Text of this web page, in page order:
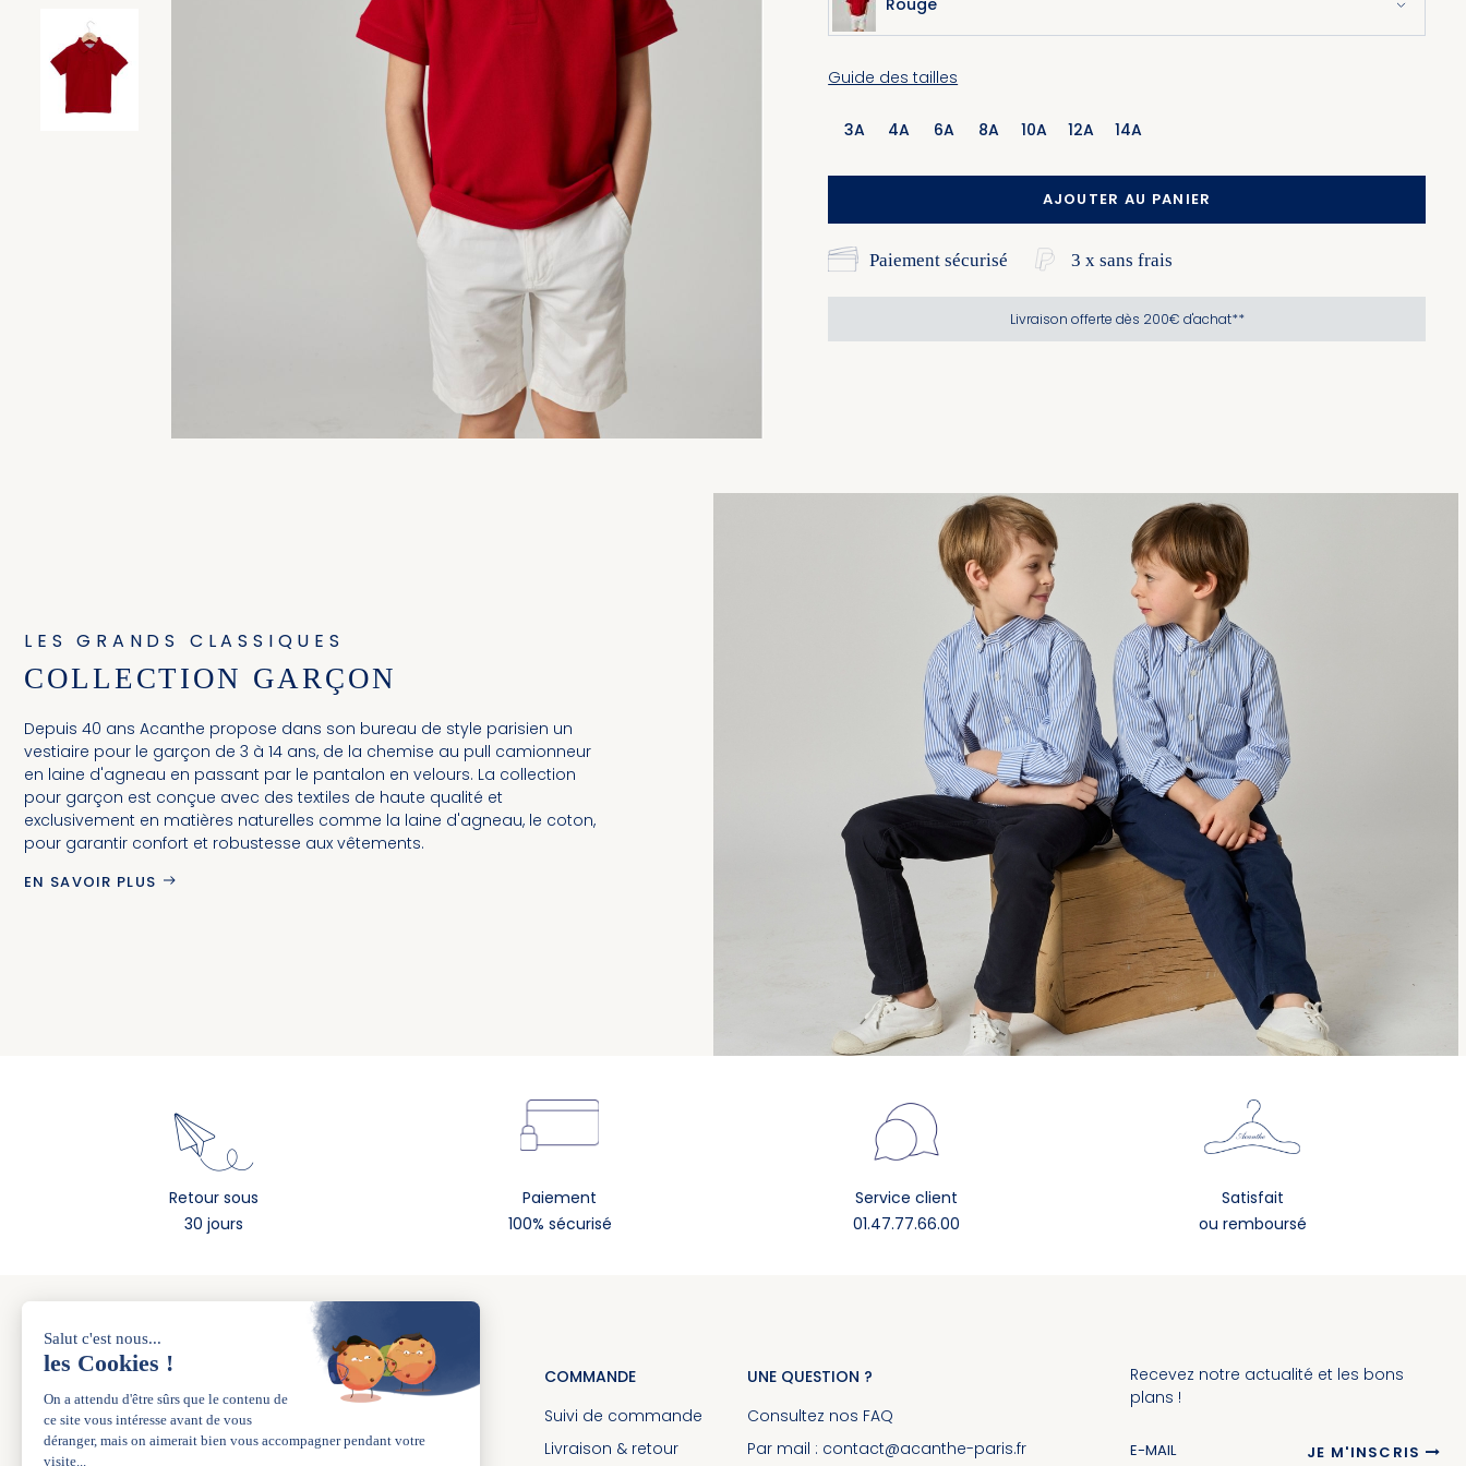
Guide des tailles
3A 4A 6A 8A 10A 12A 14A
AJOUTER AU PANIER
Paiement sécurisé 3 x sans frais
Livraison offerte dès 200€ d'achat**
LES GRANDS CLASSIQUES
COLLECTION GARÇON
Depuis 40 ans Acanthe propose dans son bureau de style parisien un
vestiaire pour le garçon de 3 à 14 ans, de la chemise au pull camionneur
en laine d'agneau en passant par le pantalon en velours. La collection
pour garçon est conçue avec des textiles de haute qualité et
exclusivement en matières naturelles comme la laine d'agneau, le coton,
pour garantir confort et robustesse aux vêtements.
EN SAVOIR PLUS
Retour sous
30 jours
Paiement
100% sécurisé
Service client
01.47.77.66.00
Satisfait
ou remboursé
L’esprit de famille depuis 1983
A PROPOS
Nos boutiques
COMMANDE
Suivi de commande
Livraison & retour
UNE QUESTION ?
Consultez nos FAQ
Par mail : contact@acanthe-paris.fr
Recevez notre actualité et les bons
plans !
JE M'INSCRIS